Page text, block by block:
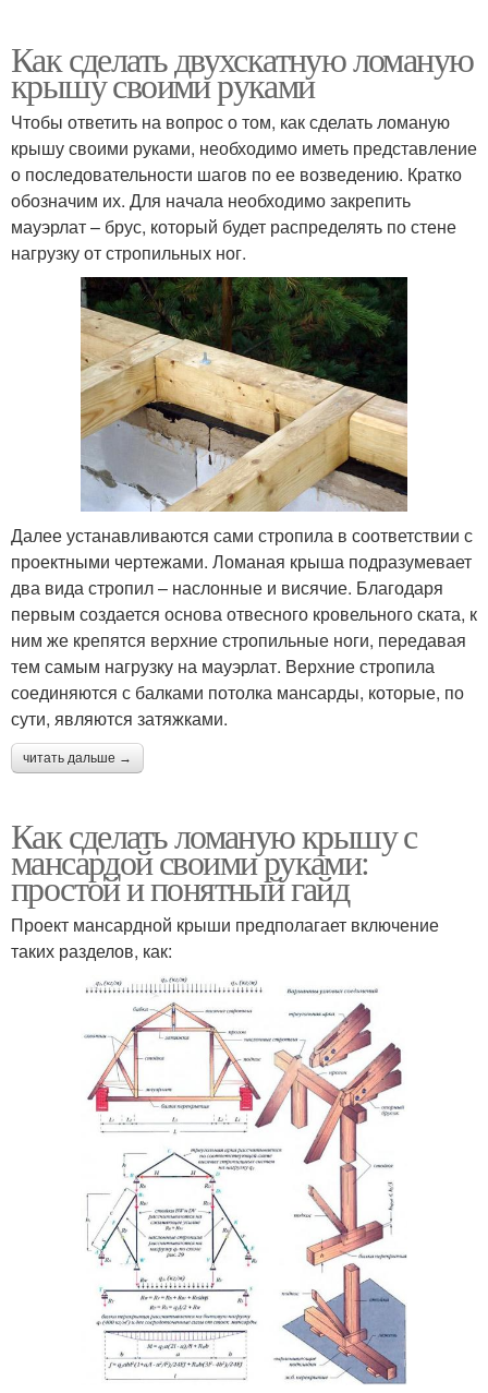
Как сделать двухскатную ломаную
крышу своими руками
Чтобы ответить на вопрос о том, как сделать ломаную
крышу своими руками, необходимо иметь представление
о последовательности шагов по ее возведению. Кратко
обозначим их. Для начала необходимо закрепить
мауэрлат – брус, который будет распределять по стене
нагрузку от стропильных ног.
Далее устанавливаются сами стропила в соответствии с
проектными чертежами. Ломаная крыша подразумевает
два вида стропил – наслонные и висячие. Благодаря
первым создается основа отвесного кровельного ската, к
ним же крепятся верхние стропильные ноги, передавая
тем самым нагрузку на мауэрлат. Верхние стропила
соединяются с балками потолка мансарды, которые, по
сути, являются затяжками.
читать дальше →
Как сделать ломаную крышу с
мансардой своими руками:
простой и понятный гайд
Проект мансардной крыши предполагает включение
таких разделов, как: